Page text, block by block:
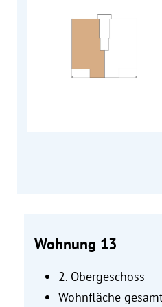
Wohnung 13
2. Obergeschoss
Wohnfläche